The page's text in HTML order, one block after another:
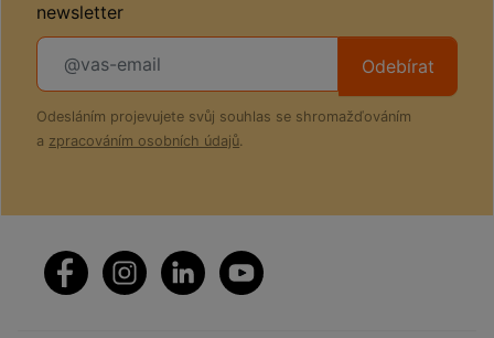
newsletter
Odebírat
Odesláním projevujete svůj souhlas se shromažďováním
a zpracováním osobních údajů.